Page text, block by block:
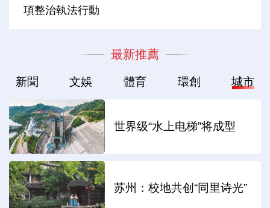
項整治執法行動
最新推薦
新聞 文娛 體育 環創 城市
世界级“水上电梯”将成型
苏州：校地共创“同里诗光”